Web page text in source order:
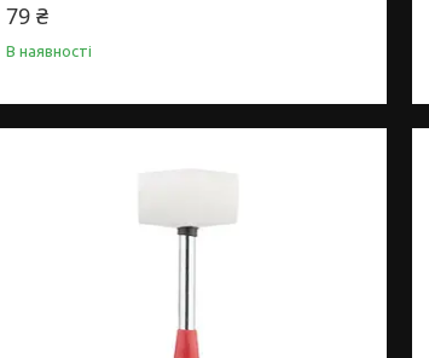
79 ₴
В наявності